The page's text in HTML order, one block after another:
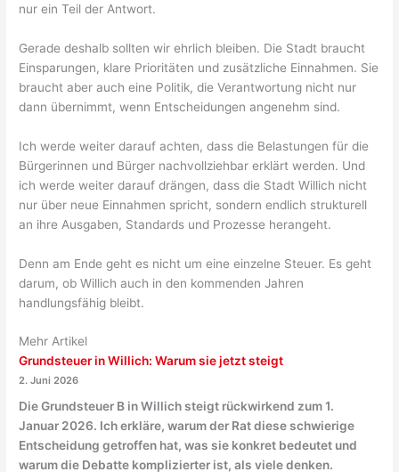
nur ein Teil der Antwort.
Gerade deshalb sollten wir ehrlich bleiben. Die Stadt braucht
Einsparungen, klare Prioritäten und zusätzliche Einnahmen. Sie
braucht aber auch eine Politik, die Verantwortung nicht nur
dann übernimmt, wenn Entscheidungen angenehm sind.
Ich werde weiter darauf achten, dass die Belastungen für die
Bürgerinnen und Bürger nachvollziehbar erklärt werden. Und
ich werde weiter darauf drängen, dass die Stadt Willich nicht
nur über neue Einnahmen spricht, sondern endlich strukturell
an ihre Ausgaben, Standards und Prozesse herangeht.
Denn am Ende geht es nicht um eine einzelne Steuer. Es geht
darum, ob Willich auch in den kommenden Jahren
handlungsfähig bleibt.
Mehr Artikel
Grundsteuer in Willich: Warum sie jetzt steigt
2. Juni 2026
Die Grundsteuer B in Willich steigt rückwirkend zum 1.
Januar 2026. Ich erkläre, warum der Rat diese schwierige
Entscheidung getroffen hat, was sie konkret bedeutet und
warum die Debatte komplizierter ist, als viele denken.